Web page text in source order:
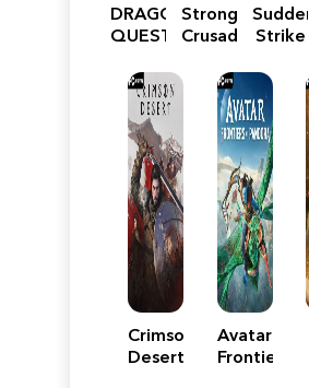
DRAGON
QUEST
Reimagined
Stronghold
Crusader:
Edition
Sudden
Strike
Crimson
Desert
Avatar:
Frontiers